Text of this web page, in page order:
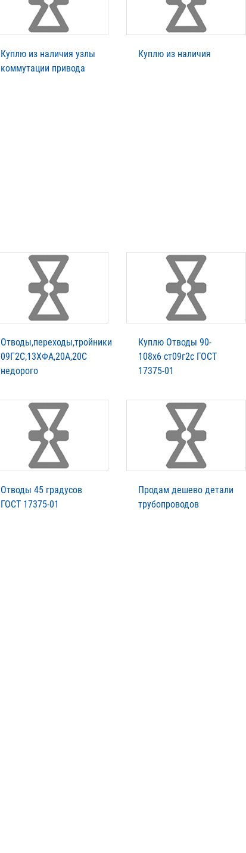
Куплю из наличия узлы
коммутации привода
Куплю из наличия
Отводы,переходы,тройники
09Г2С,13ХФА,20А,20С
недорого
Куплю Отводы 90-
108х6 ст09г2с ГОСТ
17375-01
Отводы 45 градусов
ГОСТ 17375-01
Продам дешево детали
трубопроводов